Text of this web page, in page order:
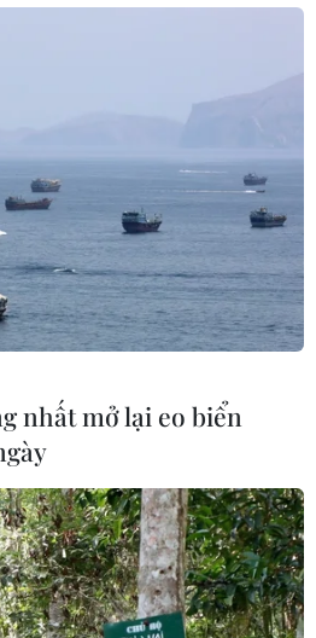
nhất mở lại eo biển